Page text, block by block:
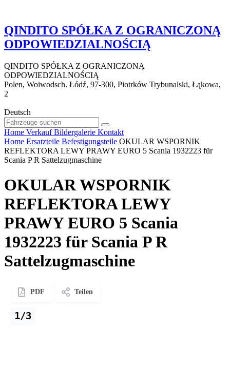
QINDITO SPÓŁKA Z OGRANICZONĄ
ODPOWIEDZIALNOŚCIĄ
QINDITO SPÓŁKA Z OGRANICZONĄ
ODPOWIEDZIALNOŚCIĄ
Polen, Woiwodsch. Łódź, 97-300, Piotrków Trybunalski, Łąkowa,
2
Deutsch
Home Verkauf Bildergalerie Kontakt
Home Ersatzteile Befestigungsteile OKULAR WSPORNIK
REFLEKTORA LEWY PRAWY EURO 5 Scania 1932223 für
Scania P R Sattelzugmaschine
OKULAR WSPORNIK
REFLEKTORA LEWY
PRAWY EURO 5 Scania
1932223 für Scania P R
Sattelzugmaschine
PDF Teilen
1/3